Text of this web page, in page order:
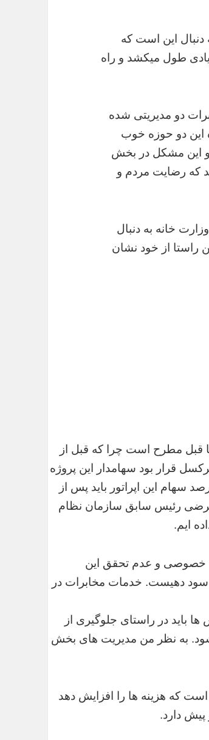
این است که
طول میکشد و راه
دو مدیریتی شده
دو حوزه خوب
و این مشکل در بخش
که رضایت مردم و
خانه به دنبال
راستا از خود نشان
قبل مطرح است چرا که قبل از
قرار بود سهامدار این پروژه
مجلس مصوبه ای را نهایی کردند که براساس آن ۲۱ درصد سهام این اپراتور باید پس از
غرضی رئیس سابق سازمان نظام
ایم.
خصوصی و عدم تحقق این
دهیست. خدمات مخابرات در
باید در راستای جلوگیری از
به نظر من مدیریت های بخش
که هزینه ها را افزایش دهد
دارد.